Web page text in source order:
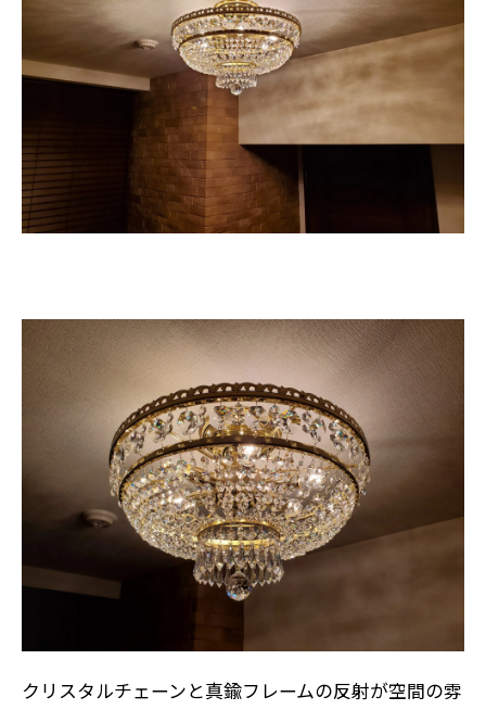
クリスタルチェーンと真鍮フレームの反射が空間の雰